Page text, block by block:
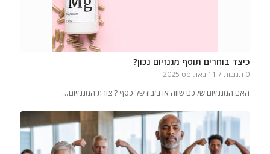
כיצד בוחרים תוסף מגנזיום נכון?
0 תגובות / 11 באוגוסט 2025
האם המגנזיום שלכם שווה או בזבוז של כסף ? צורת המגנזיום…